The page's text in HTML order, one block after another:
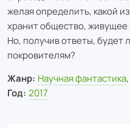
желая определить, какой
хранит общество,
Но, получив ответы, будет
покровителям?
Жанр: Научная фантастика,
Год: 2017